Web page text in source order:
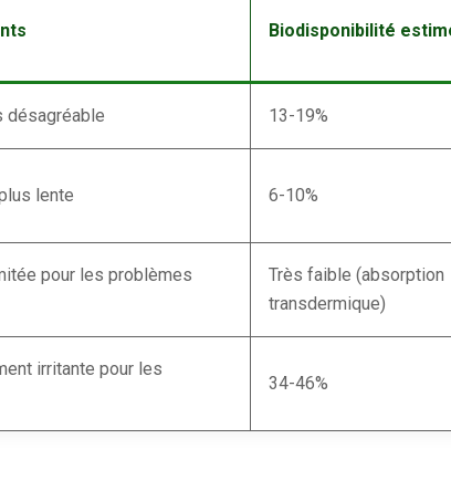
Biodisponibilité
désagréable 13-19%
lente 6-10%
pour les problèmes
Très faible (absorption
transdermique)
irritante pour les
34-46%